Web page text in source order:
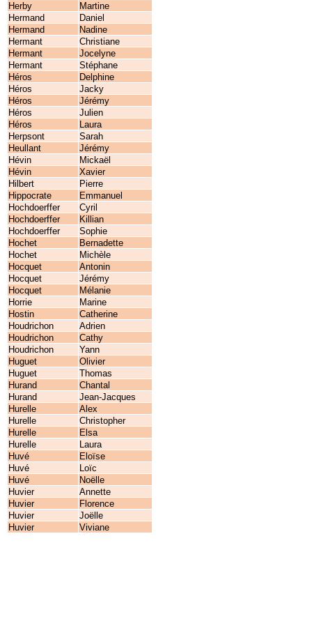
Herby
Martine
Hermand
Daniel
Hermand
Nadine
Hermant
Christiane
Hermant
Jocelyne
Hermant
Stéphane
Héros
Delphine
Héros
Jacky
Héros
Jérémy
Héros
Julien
Héros
Laura
Herpsont
Sarah
Heullant
Jérémy
Hévin
Mickaël
Hévin
Xavier
Hilbert
Pierre
Hippocrate
Emmanuel
Hochdoerffer
Cyril
Hochdoerffer
Killian
Hochdoerffer
Sophie
Hochet
Bernadette
Hochet
Michèle
Hocquet
Antonin
Hocquet
Jérémy
Hocquet
Mélanie
Horrie
Marine
Hostin
Catherine
Houdrichon
Adrien
Houdrichon
Cathy
Houdrichon
Yann
Huguet
Olivier
Huguet
Thomas
Hurand
Chantal
Hurand
Jean-Jacques
Hurelle
Alex
Hurelle
Christopher
Hurelle
Elsa
Hurelle
Laura
Huvé
Eloïse
Huvé
Loïc
Huvé
Noëlle
Huvier
Annette
Huvier
Florence
Huvier
Joëlle
Huvier
Viviane